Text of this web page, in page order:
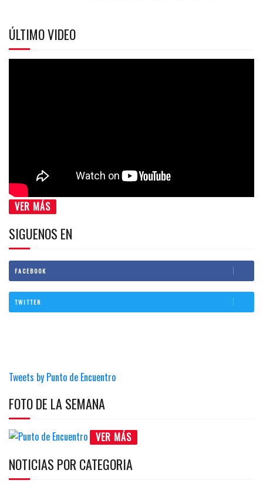
ÚLTIMO VIDEO
VER MÁS
SIGUENOS EN
FACEBOOK
TWITTER
Tweets by Punto de Encuentro
FOTO DE LA SEMANA
VER MÁS
NOTICIAS POR CATEGORIA